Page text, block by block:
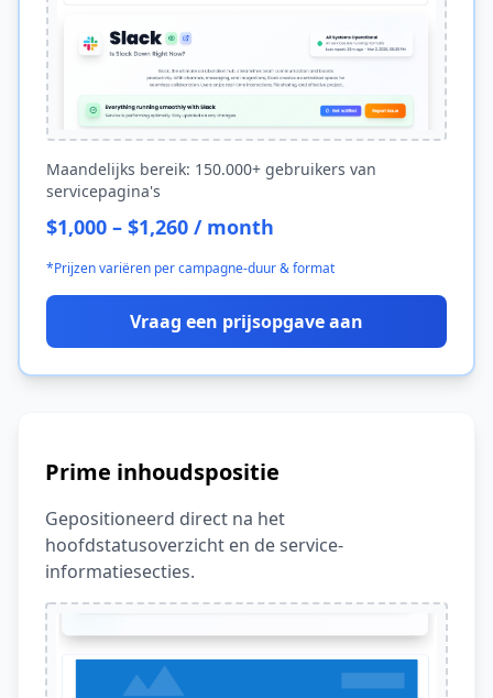
Maandelijks bereik: 150.000+ gebruikers van
servicepagina's
$1,000 – $1,260 / month
*Prijzen variëren per campagne-duur & format
Vraag een prijsopgave aan
Prime inhoudspositie
Gepositioneerd direct na het
hoofdstatusoverzicht en de service-
informatiesecties.